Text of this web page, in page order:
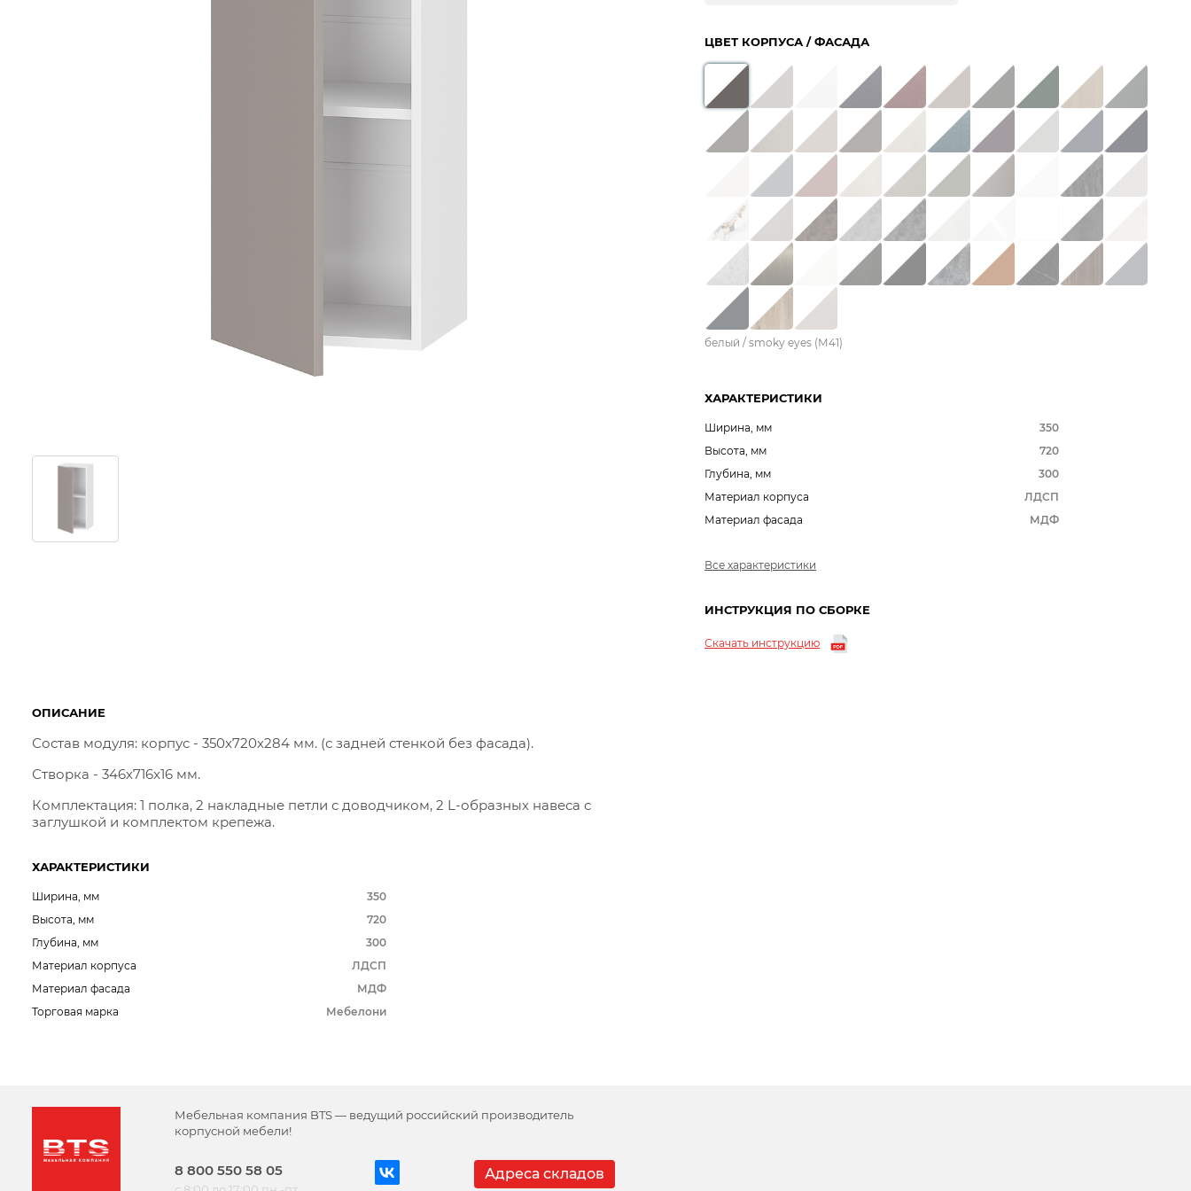
ЦВЕТ КОРПУСА / ФАСАДА
белый / smoky eyes (М41)
ХАРАКТЕРИСТИКИ
Ширина, мм
350
Высота, мм
720
Глубина, мм
300
Материал корпуса
ЛДСП
Материал фасада
МДФ
Все характеристики
ИНСТРУКЦИЯ ПО СБОРКЕ
Скачать инструкцию
ОПИСАНИЕ
Состав модуля: корпус - 350х720х284 мм. (с задней стенкой без фасада).
Створка - 346х716x16 мм.
Комплектация: 1 полка, 2 накладные петли с доводчиком, 2 L-образных навеса с
заглушкой и комплектом крепежа.
ХАРАКТЕРИСТИКИ
Ширина, мм
350
Высота, мм
720
Глубина, мм
300
Материал корпуса
ЛДСП
Материал фасада
МДФ
Торговая марка
Мебелони
Мебельная компания BTS — ведущий российский производитель
корпусной мебели!
8 800 550 58 05 Адреса складов